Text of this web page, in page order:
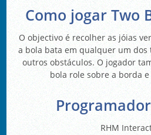
Como jogar Two
O objectivo é recolher as jóias
a bola bata em qualquer um dos
outros obstáculos. O jogador
bola role sobre a borda
RHM